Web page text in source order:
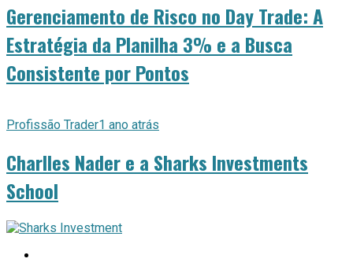
Gerenciamento de Risco no Day Trade: A
Estratégia da Planilha 3% e a Busca
Consistente por Pontos
Profissão Trader1 ano atrás
Charlles Nader e a Sharks Investments
School